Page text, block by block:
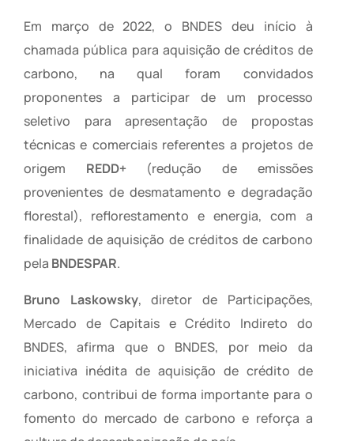
Em março de 2022, o BNDES deu início à
chamada pública para aquisição de créditos de
carbono, na qual foram convidados
proponentes a participar de um processo
seletivo para apresentação de propostas
técnicas e comerciais referentes a projetos de
origem REDD+(redução de emissões
provenientes de desmatamento e degradação
florestal), reflorestamento e energia, com a
finalidade de aquisição de créditos de carbono
pela BNDESPAR.
Bruno Laskowsky, diretor de Participações,
Mercado de Capitais e Crédito Indireto do
BNDES, afirma que o BNDES, por meio da
iniciativa inédita de aquisição de crédito de
carbono, contribui de forma importante para o
fomento do mercado de carbono e reforça a